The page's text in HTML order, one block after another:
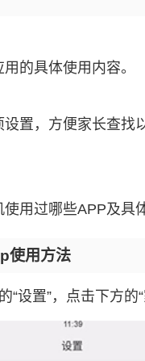
的具体使用内容。
置，方便家长查找
用过哪些APP及具
使用方法
“设置”，点击下方的“